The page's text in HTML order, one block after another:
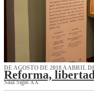
DE AGOSTO DE 2018 A ABRIL
Reforma,
Sala Siglo XX